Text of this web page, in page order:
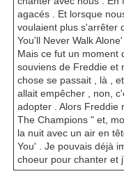
agacés . Et lorsque
voulaient plus s'arrêter
You'll Never Walk
Mais ce fut un moment
souviens de Freddie et
chose se passait , là ,
allait empêcher , non,
adopter . Alors Freddie
The Champions " et,
la nuit avec un air en
You' . Je pouvais déjà
choeur pour chanter et